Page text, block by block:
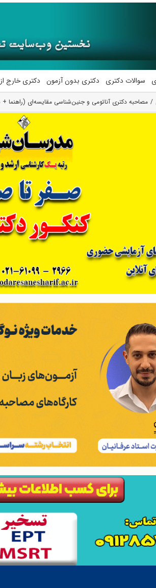
سوالات دکتری دکتری بدون آزمون دکتری خارج
مصاحبه دکتری آناتومی و جنین‌شناسی مقایسه‌ای (راهنما +